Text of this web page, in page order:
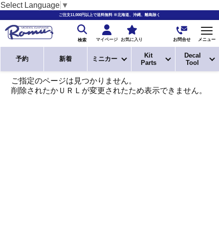
Select Language ▼
ご注文11,000円以上で送料無料 ※北海道、沖縄、離島除く
検索 マイページ お気に入り お問合せ メニュー
予約 新着 ミニカー
Kit
Parts
Decal
Tool
ご指定のページは見つかりません。
削除されたかＵＲＬが変更されたため表示できません。